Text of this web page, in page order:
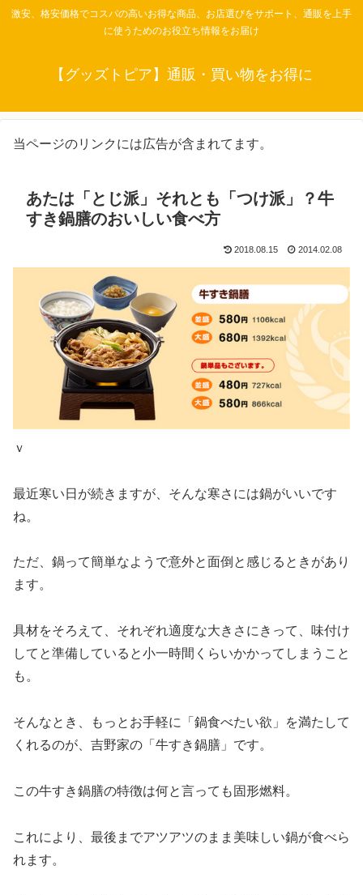
激安、格安価格でコスパの高いお得な商品、お店選びをサポート、通販を上手
に使うためのお役立ち情報をお届け
【グッズトピア】通販・買い物をお得に
当ページのリンクには広告が含まれてます。
あたは「とじ派」それとも「つけ派」？牛
すき鍋膳のおいしい食べ方
2018.08.15 2014.02.08
ｖ
最近寒い日が続きますが、そんな寒さには鍋がいいです
ね。
ただ、鍋って簡単なようで意外と面倒と感じるときがあり
ます。
具材をそろえて、それぞれ適度な大きさにきって、味付け
してと準備していると小一時間くらいかかってしまうこと
も。
そんなとき、もっとお手軽に「鍋食べたい欲」を満たして
くれるのが、吉野家の「牛すき鍋膳」です。
この牛すき鍋膳の特徴は何と言っても固形燃料。
これにより、最後までアツアツのまま美味しい鍋が食べら
れます。